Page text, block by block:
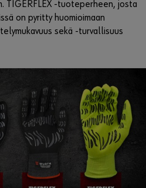
TIGERFLEX -tuoteperheen, josta
on pyritty huomioimaan
sekä -turvallisuus